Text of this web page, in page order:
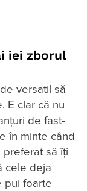
iei zborul
versatil să
E clar că nu
de fast-
în minte când
să îți
cele deja
pui foarte